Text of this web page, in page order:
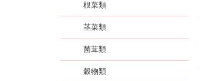
根菜類
茎菜類
菌茸類
穀物類